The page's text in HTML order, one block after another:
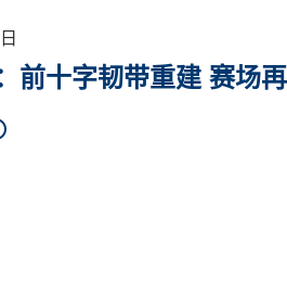
前十字韧带重建 赛场